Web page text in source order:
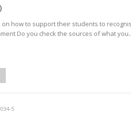
how to support their students to
Do you check the sources of what
5